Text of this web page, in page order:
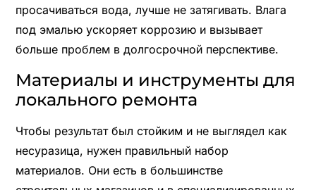
просачиваться вода, лучше не затягивать. Влага
под эмалью ускоряет коррозию и вызывает
больше проблем в долгосрочной перспективе.
Материалы и инструменты для
локального ремонта
Чтобы результат был стойким и не выглядел как
несуразица, нужен правильный набор
материалов. Они есть в большинстве